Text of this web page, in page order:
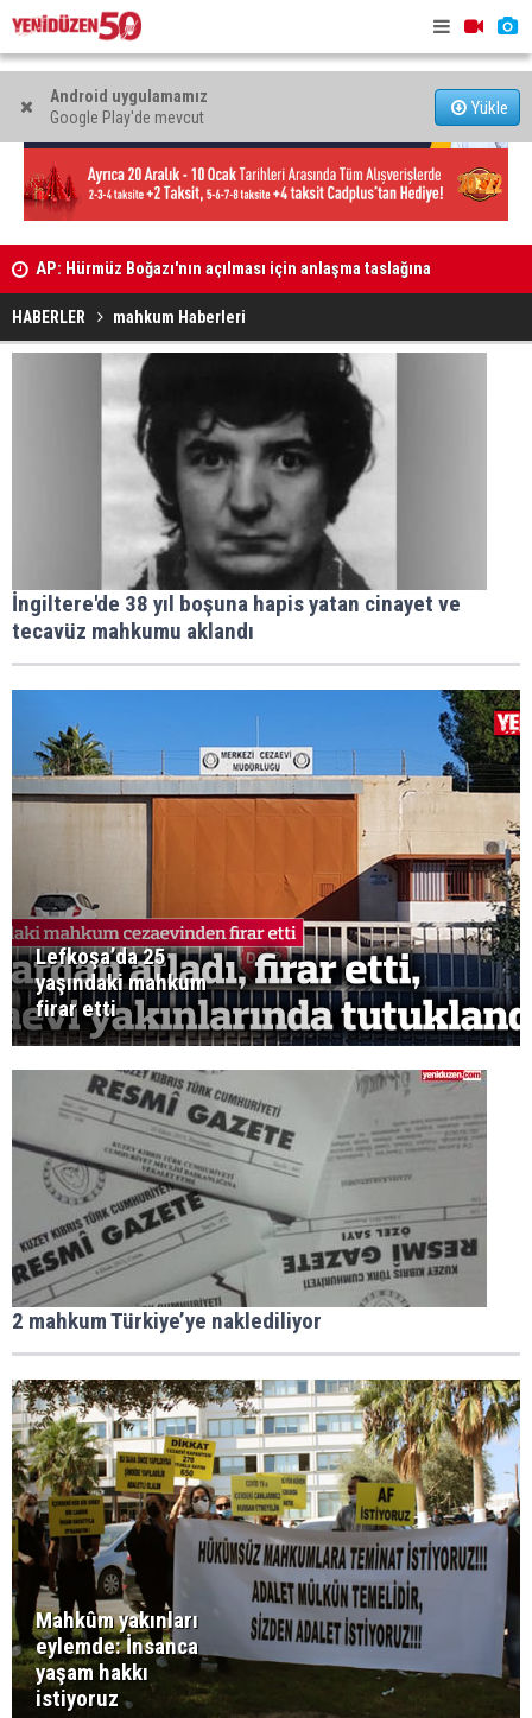
Android uygulamamız
Google Play'de mevcut
Yükle
AP: Hürmüz Boğazı'nın açılması için anlaşma taslağına
son hali verildi
HABERLER mahkum Haberleri
İngiltere'de 38 yıl boşuna hapis yatan cinayet ve
tecavüz mahkumu aklandı
Lefkoşa’da 25
yaşındaki mahkum
firar etti
2 mahkum Türkiye’ye naklediliyor
Mahkûm yakınları
eylemde: İnsanca
yaşam hakkı
istiyoruz